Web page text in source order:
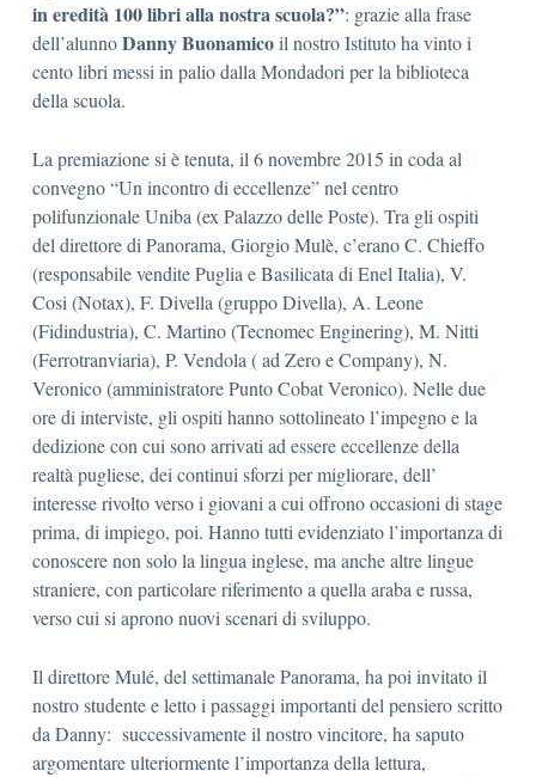
in eredità 100 libri alla nostra scuola?”: grazie alla frase
dell’alunnoDanny Buonamicoil nostro Istituto ha vinto i
cento libri messi in palio dalla Mondadori per la biblioteca
della scuola.
La premiazione si è tenuta, il 6 novembre 2015 in coda al
convegno “Un incontro di eccellenze” nel centro
polifunzionale Uniba (ex Palazzo delle Poste). Tra gli ospiti
del direttore di Panorama, Giorgio Mulè, c’erano C. Chieffo
(responsabile vendite Puglia e Basilicata di Enel Italia), V.
Cosi (Notax), F. Divella (gruppo Divella), A. Leone
(Fidindustria), C. Martino (Tecnomec Enginering), M. Nitti
(Ferrotranviaria), P. Vendola ( ad Zero e Company), N.
Veronico (amministratore Punto Cobat Veronico). Nelle due
ore di interviste, gli ospiti hanno sottolineato l’impegno e la
dedizione con cui sono arrivati ad essere eccellenze della
realtà pugliese, dei continui sforzi per migliorare, dell’
interesse rivolto verso i giovani a cui offrono occasioni di stage
prima, di impiego, poi. Hanno tutti evidenziato l’importanza di
conoscere non solo la lingua inglese, ma anche altre lingue
straniere, con particolare riferimento a quella araba e russa,
verso cui si aprono nuovi scenari di sviluppo.
Il direttore Mulé, del settimanale Panorama, ha poi invitato il
nostro studente e letto i passaggi importanti del pensiero scritto
da Danny: successivamente il nostro vincitore, ha saputo
argomentare ulteriormente l’importanza della lettura,